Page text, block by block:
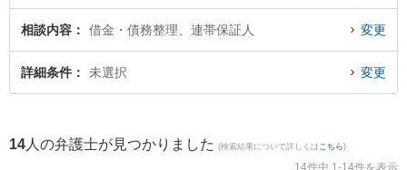
目されています。『山梨県で土日や夜間に発生した連帯保証人のトラブルを今
すぐに弁護士に相談したい』『連帯保証人のトラブル解決の実績豊富な近くの
弁護士を検索したい』『初回相談無料で連帯保証人を法律相談できる山梨県内
相談内容 借金・債務整理、連帯保証人 変更
詳細条件 未選択 変更
14 人の弁護士が見つかりました (検索結果について詳しくは こちら)
14件中 1-14件を表示